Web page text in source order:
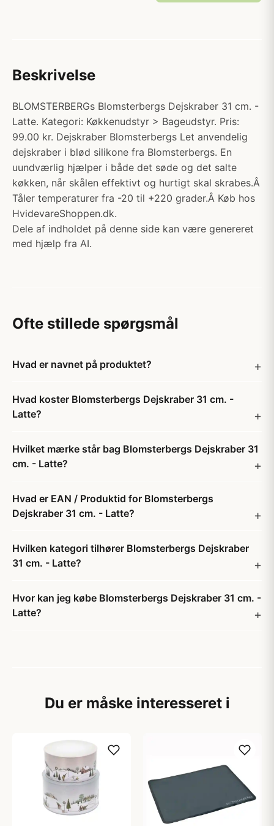
Beskrivelse
BLOMSTERBERGs Blomsterbergs Dejskraber 31 cm. -
Latte. Kategori: Køkkenudstyr > Bageudstyr. Pris:
99.00 kr. Dejskraber Blomsterbergs Let anvendelig
dejskraber i blød silikone fra Blomsterbergs. En
uundværlig hjælper i både det søde og det salte
køkken, når skålen effektivt og hurtigt skal skrabes.Â
Tåler temperaturer fra -20 til +220 grader.Â Køb hos
HvidevareShoppen.dk.
Dele af indholdet på denne side kan være genereret
med hjælp fra AI.
Ofte stillede spørgsmål
Hvad er navnet på produktet?
Hvad koster Blomsterbergs Dejskraber 31 cm. -
Latte?
Hvilket mærke står bag Blomsterbergs Dejskraber 31
cm. - Latte?
Hvad er EAN / Produktid for Blomsterbergs
Dejskraber 31 cm. - Latte?
Hvilken kategori tilhører Blomsterbergs Dejskraber
31 cm. - Latte?
Hvor kan jeg købe Blomsterbergs Dejskraber 31 cm. -
Latte?
Du er måske interesseret i